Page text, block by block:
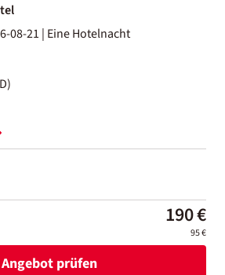
08-21 | Eine Hotelnacht
190 €
95 €
Angebot prüfen